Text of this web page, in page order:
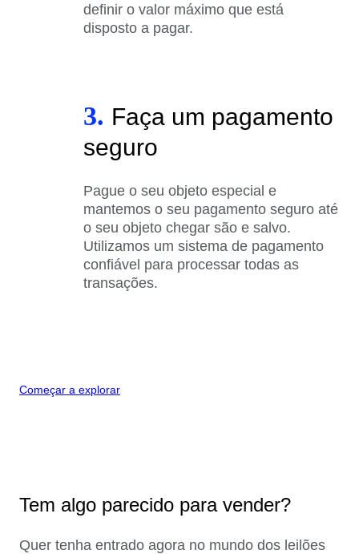
definir o valor máximo que está
disposto a pagar.
3. Faça um pagamento
seguro
Pague o seu objeto especial e
mantemos o seu pagamento seguro até
o seu objeto chegar são e salvo.
Utilizamos um sistema de pagamento
confiável para processar todas as
transações.
Começar a explorar
Tem algo parecido para vender?
Quer tenha entrado agora no mundo dos leilões